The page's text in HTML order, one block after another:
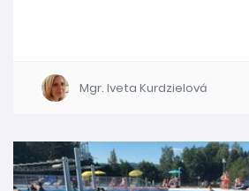
Mgr. Iveta Kurdzielová